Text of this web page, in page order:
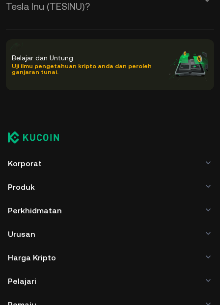
Tesla Inu (TESINU)?
Belajar dan Untung
Uji ilmu pengetahuan kripto anda dan peroleh
ganjaran tunai.
Korporat
Produk
Perkhidmatan
Urusan
Harga Kripto
Pelajari